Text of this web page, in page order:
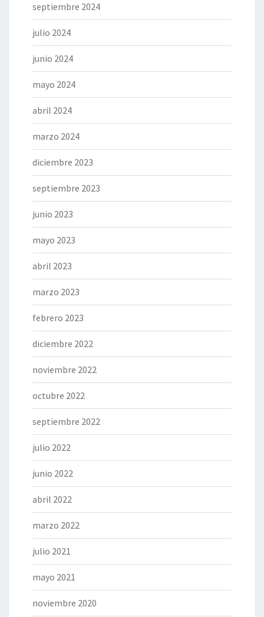
septiembre 2024
julio 2024
junio 2024
mayo 2024
abril 2024
marzo 2024
diciembre 2023
septiembre 2023
junio 2023
mayo 2023
abril 2023
marzo 2023
febrero 2023
diciembre 2022
noviembre 2022
octubre 2022
septiembre 2022
julio 2022
junio 2022
abril 2022
marzo 2022
julio 2021
mayo 2021
noviembre 2020